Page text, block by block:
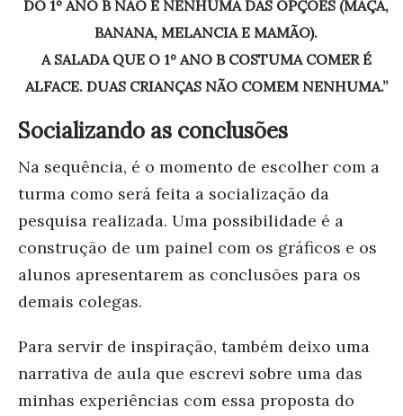
DO 1º ANO B NÃO É NENHUMA DAS OPÇÕES (MAÇÃ,
BANANA, MELANCIA E MAMÃO).
A SALADA QUE O 1º ANO B COSTUMA COMER É
ALFACE. DUAS CRIANÇAS NÃO COMEM NENHUMA.”
Socializando as conclusões
Na sequência, é o momento de escolher com a
turma como será feita a socialização da
pesquisa realizada. Uma possibilidade é a
construção de um painel com os gráficos e os
alunos apresentarem as conclusões para os
demais colegas.
Para servir de inspiração, também deixo uma
narrativa de aula que escrevi sobre uma das
minhas experiências com essa proposta do